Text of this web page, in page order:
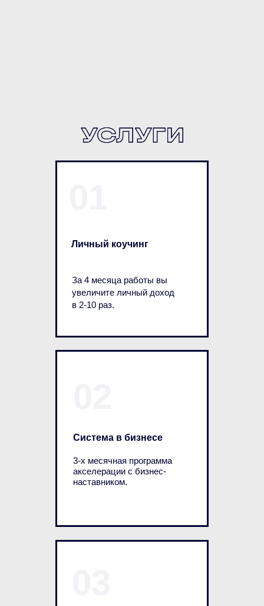
Личный коучинг
Система в бизнесе
За 4 месяца работы вы
увеличите личный доход
в 2-10 раз.
3-х месячная программа
акселерации с бизнес-
наставником.